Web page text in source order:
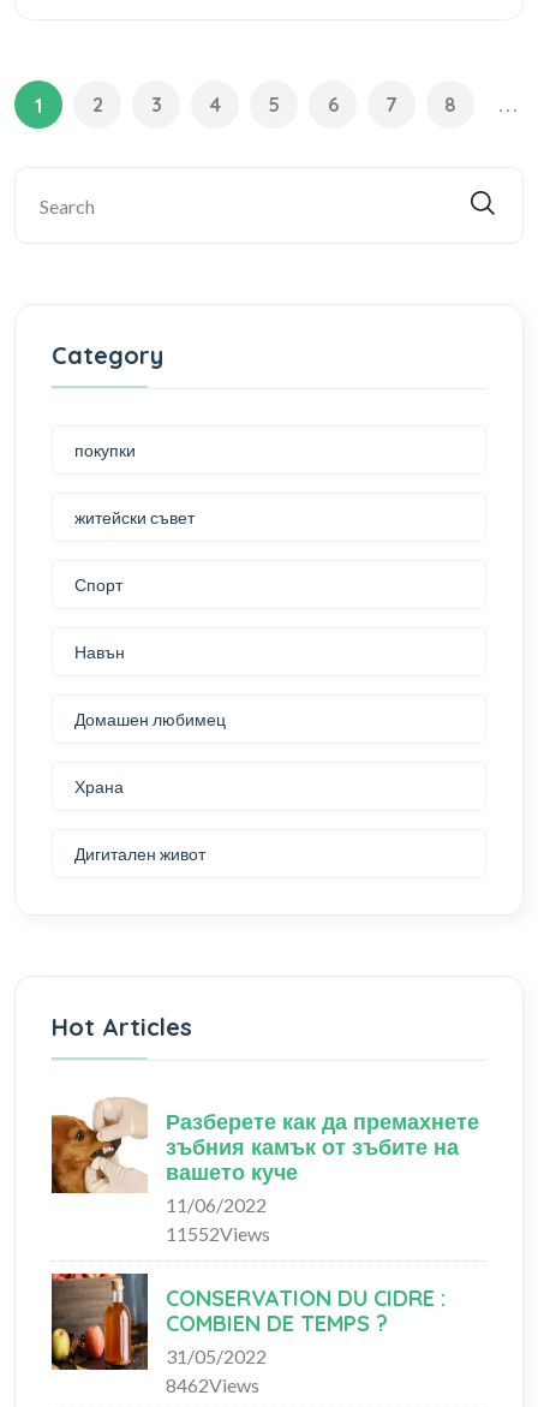
1 2 3 4 5 6 7 8 ...
Category
покупки
житейски съвет
Спорт
Навън
Домашен любимец
Храна
Дигитален живот
Hot Articles
Разберете как да премахнете
зъбния камък от зъбите на
вашето куче
11/06/2022
11552Views
CONSERVATION DU CIDRE :
COMBIEN DE TEMPS ?
31/05/2022
8462Views